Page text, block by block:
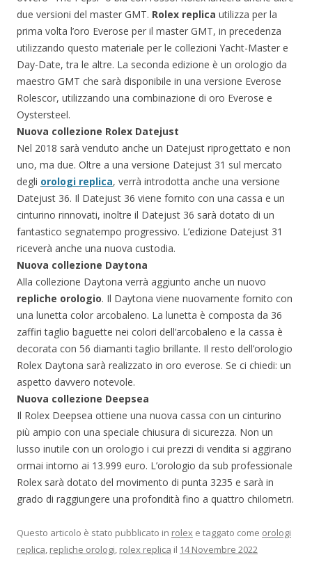
due versioni del master GMT. Rolex replica utilizza per la
prima volta l’oro Everose per il master GMT, in precedenza
utilizzando questo materiale per le collezioni Yacht-Master e
Day-Date, tra le altre. La seconda edizione è un orologio da
maestro GMT che sarà disponibile in una versione Everose
Rolescor, utilizzando una combinazione di oro Everose e
Oystersteel.
Nuova collezione Rolex Datejust
Nel 2018 sarà venduto anche un Datejust riprogettato e non
uno, ma due. Oltre a una versione Datejust 31 sul mercato
degli orologi replica, verrà introdotta anche una versione
Datejust 36. Il Datejust 36 viene fornito con una cassa e un
cinturino rinnovati, inoltre il Datejust 36 sarà dotato di un
fantastico segnatempo progressivo. L’edizione Datejust 31
riceverà anche una nuova custodia.
Nuova collezione Daytona
Alla collezione Daytona verrà aggiunto anche un nuovo
repliche orologio. Il Daytona viene nuovamente fornito con
una lunetta color arcobaleno. La lunetta è composta da 36
zaffiri taglio baguette nei colori dell’arcobaleno e la cassa è
decorata con 56 diamanti taglio brillante. Il resto dell’orologio
Rolex Daytona sarà realizzato in oro everose. Se ci chiedi: un
aspetto davvero notevole.
Nuova collezione Deepsea
Il Rolex Deepsea ottiene una nuova cassa con un cinturino
più ampio con una speciale chiusura di sicurezza. Non un
lusso inutile con un orologio i cui prezzi di vendita si aggirano
ormai intorno ai 13.999 euro. L’orologio da sub professionale
Rolex sarà dotato del movimento di punta 3235 e sarà in
grado di raggiungere una profondità fino a quattro chilometri.
Questo articolo è stato pubblicato in rolex e taggato come orologi
replica, repliche orologi, rolex replica il 14 Novembre 2022